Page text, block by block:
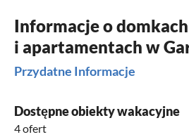
Informacje o
i apartamentach w
Przydatne Informacje
Dostępne obiekty wakacyjne
4 ofert